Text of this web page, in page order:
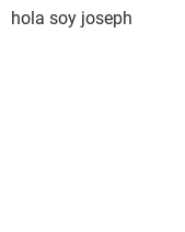
hola soy joseph